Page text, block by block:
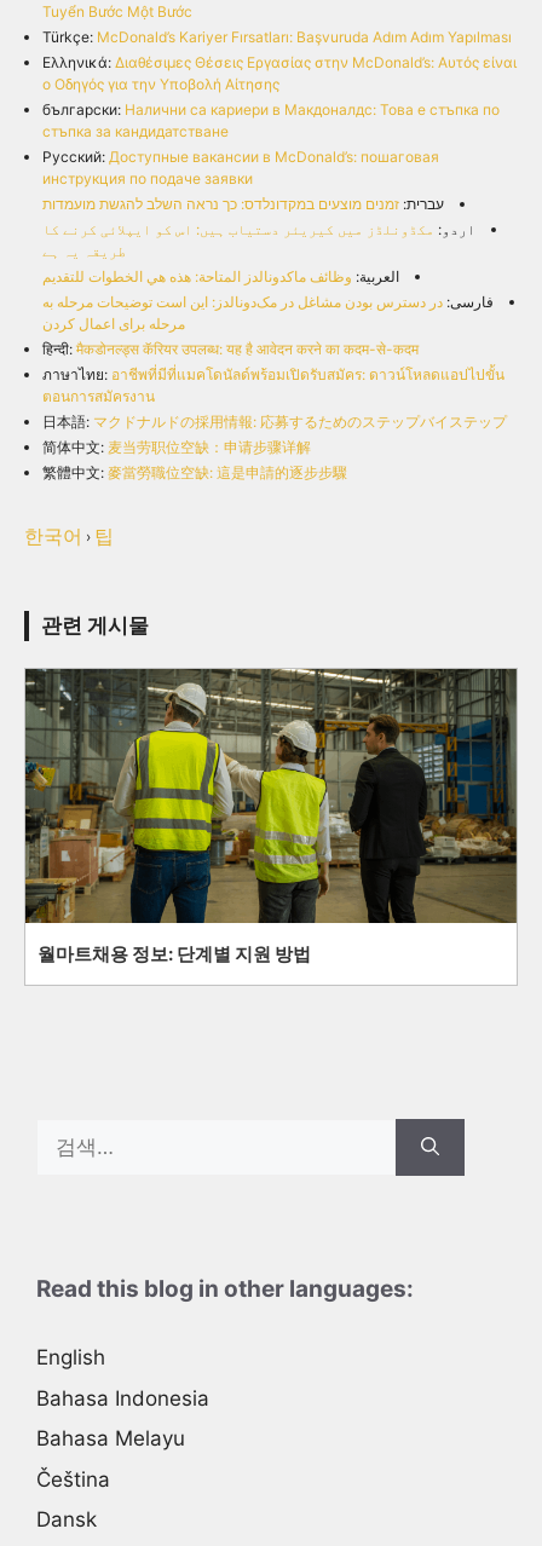
Tuyển Bước Một Bước
Türkçe: McDonald’s Kariyer Fırsatları: Başvuruda Adım Adım Yapılması
Ελληνικά: Διαθέσιμες Θέσεις Εργασίας στην McDonald’s: Αυτός είναι
ο Οδηγός για την Υποβολή Αίτησης
български: Налични са кариери в Макдоналдс: Това е стъпка по
стъпка за кандидатстване
Русский: Доступные вакансии в McDonald’s: пошаговая
инструкция по подаче заявки
עברית: זמנים מוצעים במקדונלדס: כך נראה השלב להגשת מועמדות
اردو: مکڈونلڈز میں کیریئر دستیاب ہیں: اس کو ایپلائی کرنے کا
طریقہ یہ ہے
العربية: وظائف ماكدونالدز المتاحة: هذه هي الخطوات للتقديم
فارسی: در دسترس بودن مشاغل در مک‌دونالدز: این است توضیحات مرحله به
مرحله برای اعمال کردن
हिन्दी: मैकडोनल्ड्स कॅरियर उपलब्ध: यह है आवेदन करने का कदम-से-कदम
ภาษาไทย: อาชีพที่มีที่แมคโดนัลด์พร้อมเปิดรับสมัคร: ดาวน์โหลดแอปไปขั้น
ตอนการสมัครงาน
日本語: マクドナルドの採用情報: 応募するためのステップバイステップ
简体中文: 麦当劳职位空缺：申请步骤详解
繁體中文: 麥當勞職位空缺: 這是申請的逐步步驟
한국어 › 팁
관련 게시물
월마트채용 정보: 단계별 지원 방법
Search
for:
Read this blog in other languages:
English
Bahasa Indonesia
Bahasa Melayu
Čeština
Dansk